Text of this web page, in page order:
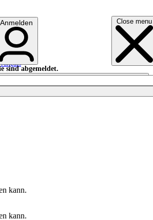
Close menu
English
Anmelden
sind abgemeldet.
Anmelden
aus
kann.
kann.